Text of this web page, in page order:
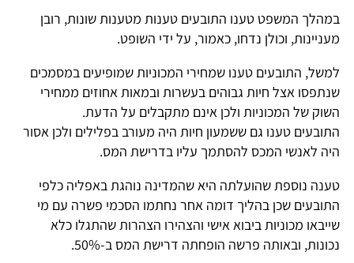
במהלך המשפט טענו התובעים טענות מטענות שונות, רובן
מעניינות, וכולן נדחו, כאמור, על ידי השופט.
למשל, התובעים טענו שמחירי המכוניות שמופיעים במסמכים
שנתפסו אצל חיות גבוהים בעשרות ובמאות אחוזים ממחירי
השוק של המכוניות ולכן אינם מתקבלים על הדעת.
התובעים טענו גם ששמעון חיות היה מעורב בפלילים ולכן אסור
היה לאנשי המכס להסתמך עליו בדרישת המס.
טענה נוספת שהועלתה היא שהמדינה נוהגת באפליה כלפי
התובעים שכן בהליך דומה אחר נחתמו הסכמי פשרה עם מי
שייבאו מכוניות ביבוא אישי והצהירו הצהרות שהתגלו כלא
נכונות, ובאותה פרשה הופחתה דרישת המס ב-50%.